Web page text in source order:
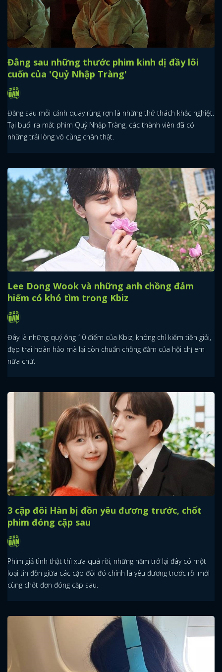
Đằng sau những thước phim kinh dị đầy lôi
cuốn của 'Quỷ Nhập Tràng'
Đằng sau mỗi cảnh quay rùng rợn là những thử thách khắc nghiệt.
Tại buổi ra mắt phim Quỷ Nhập Tràng, các thành viên đã có
những trải lòng vô cùng chân thật.
Lee Dong Wook và những anh chồng đảm
hiếm có khó tìm trong Kbiz
Đây là những quý ông 10 điểm của Kbiz, không chỉ kiếm tiền giỏi,
đẹp trai hoàn hảo mà lại còn chuẩn chồng đảm của hội chị em
nữa chứ.
3 cặp đôi Hàn bị đồn yêu đương trước, chốt
phim đóng cặp sau
Phim giả tình thật thì xưa quá rồi, những năm trở lại đây có một
loại tin đồn giữa các cặp đôi đó chính là yêu đương trước rồi mới
cùng chốt đơn đóng cặp sau.